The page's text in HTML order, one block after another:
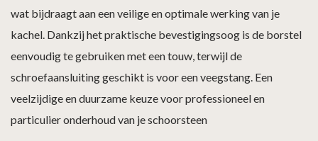
wat bijdraagt aan een veilige en optimale werking van je
kachel. Dankzij het praktische bevestigingsoog is de borstel
eenvoudig te gebruiken met een touw, terwijl de
schroefaansluiting geschikt is voor een veegstang. Een
veelzijdige en duurzame keuze voor professioneel en
particulier onderhoud van je schoorsteen